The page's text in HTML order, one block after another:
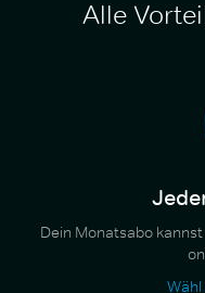
Alle
Dein Monatsabo